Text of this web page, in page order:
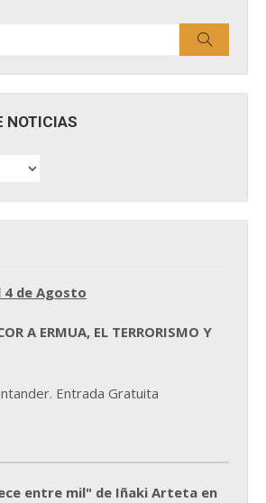
NOTICIAS
4 de Agosto
A ERMUA, EL TERRORISMO Y
Entrada Gratuita
entre mil" de Iñaki Arteta en